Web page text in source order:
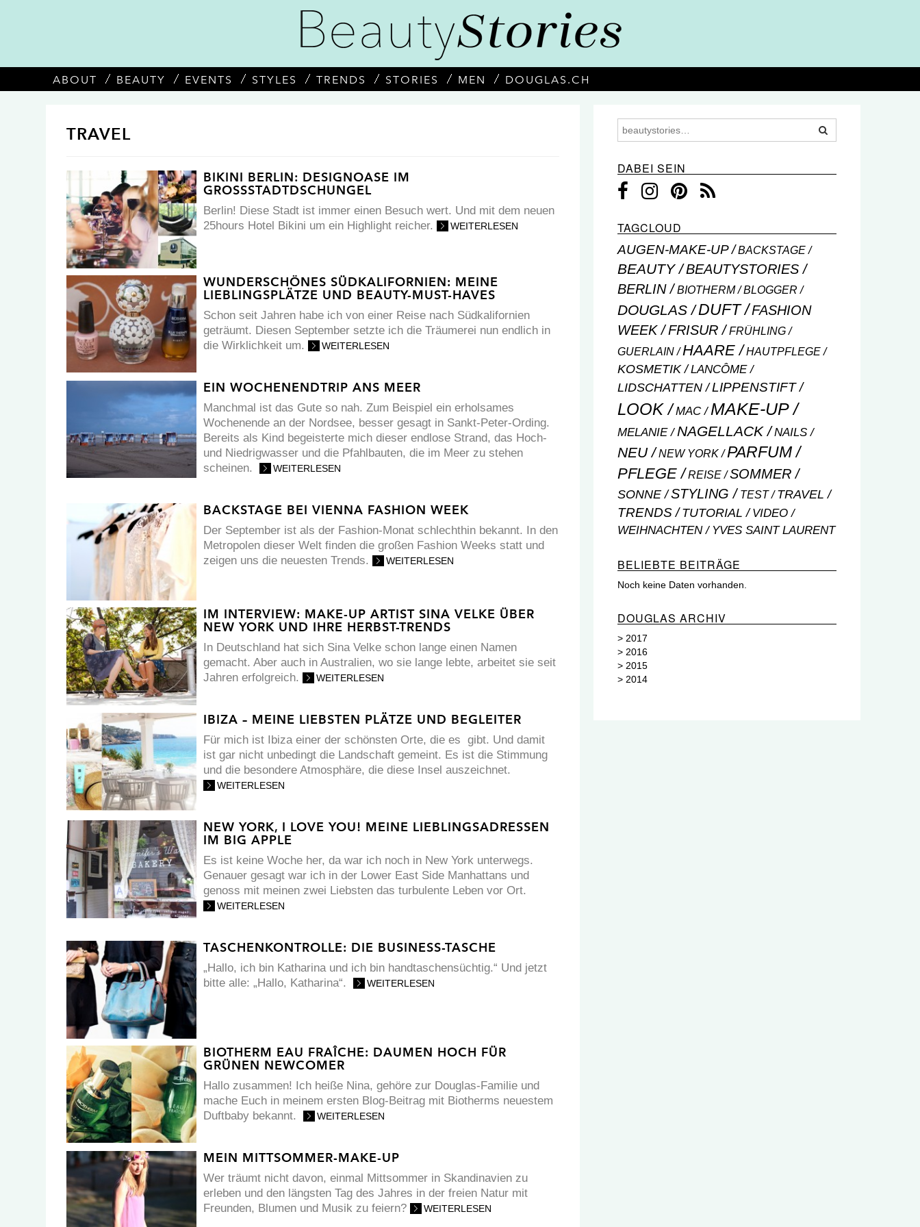
ABOUT BEAUTY EVENTS STYLES TRENDS STORIES MEN DOUGLAS.CH
TRAVEL
BIKINI BERLIN: DESIGNOASE IM
GROSSSTADTDSCHUNGEL
Berlin! Diese Stadt ist immer einen Besuch wert. Und mit dem neuen
25hours Hotel Bikini um ein Highlight reicher.
WEITERLESEN
WUNDERSCHÖNES SÜDKALIFORNIEN: MEINE
LIEBLINGSPLÄTZE UND BEAUTY-MUST-HAVES
Schon seit Jahren habe ich von einer Reise nach Südkalifornien
geträumt. Diesen September setzte ich die Träumerei nun endlich in
die Wirklichkeit um.
WEITERLESEN
EIN WOCHENENDTRIP ANS MEER
Manchmal ist das Gute so nah. Zum Beispiel ein erholsames
Wochenende an der Nordsee, besser gesagt in Sankt-Peter-Ording.
Bereits als Kind begeisterte mich dieser endlose Strand, das Hoch-
und Niedrigwasser und die Pfahlbauten, die im Meer zu stehen
scheinen.
WEITERLESEN
BACKSTAGE BEI VIENNA FASHION WEEK
Der September ist als der Fashion-Monat schlechthin bekannt. In den
Metropolen dieser Welt finden die großen Fashion Weeks statt und
zeigen uns die neuesten Trends.
WEITERLESEN
IM INTERVIEW: MAKE-UP ARTIST SINA VELKE ÜBER
NEW YORK UND IHRE HERBST-TRENDS
In Deutschland hat sich Sina Velke schon lange einen Namen
gemacht. Aber auch in Australien, wo sie lange lebte, arbeitet sie seit
Jahren erfolgreich.
WEITERLESEN
IBIZA – MEINE LIEBSTEN PLÄTZE UND BEGLEITER
Für mich ist Ibiza einer der schönsten Orte, die es gibt. Und damit
ist gar nicht unbedingt die Landschaft gemeint. Es ist die Stimmung
und die besondere Atmosphäre, die diese Insel auszeichnet.
WEITERLESEN
NEW YORK, I LOVE YOU! MEINE LIEBLINGSADRESSEN
IM BIG APPLE
Es ist keine Woche her, da war ich noch in New York unterwegs.
Genauer gesagt war ich in der Lower East Side Manhattans und
genoss mit meinen zwei Liebsten das turbulente Leben vor Ort.
WEITERLESEN
TASCHENKONTROLLE: DIE BUSINESS-TASCHE
„Hallo, ich bin Katharina und ich bin handtaschensüchtig.“ Und jetzt
bitte alle: „Hallo, Katharina“.
WEITERLESEN
BIOTHERM EAU FRAÎCHE: DAUMEN HOCH FÜR
GRÜNEN NEWCOMER
Hallo zusammen! Ich heiße Nina, gehöre zur Douglas-Familie und
mache Euch in meinem ersten Blog-Beitrag mit Biotherms neuestem
Duftbaby bekannt.
WEITERLESEN
MEIN MITTSOMMER-MAKE-UP
Wer träumt nicht davon, einmal Mittsommer in Skandinavien zu
erleben und den längsten Tag des Jahres in der freien Natur mit
Freunden, Blumen und Musik zu feiern?
WEITERLESEN
DABEI SEIN
TAGCLOUD
AUGEN-MAKE-UP BACKSTAGE
BEAUTY
BEAUTYSTORIES
BERLIN
BIOTHERM BLOGGER
DOUGLAS DUFT
FASHION
WEEK
FRISUR FRÜHLING
GUERLAIN HAARE HAUTPFLEGE
KOSMETIK
LANCÔME
LIDSCHATTEN
LIPPENSTIFT
LOOK MAC MAKE-UP
MELANIE NAGELLACK NAILS
NEU NEW YORK PARFUM
PFLEGE REISE SOMMER
SONNE STYLING TEST TRAVEL
TRENDS TUTORIAL VIDEO
WEIHNACHTEN YVES SAINT LAURENT
BELIEBTE BEITRÄGE
Noch keine Daten vorhanden.
DOUGLAS ARCHIV
> 2017
> 2016
> 2015
> 2014